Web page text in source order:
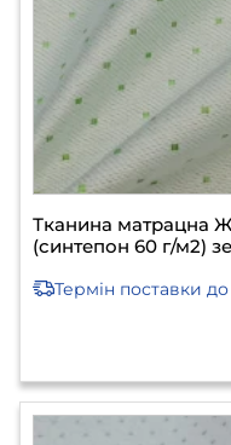
Тканина матрацна
(синтепон 60 г/м2)
Термін поставки до